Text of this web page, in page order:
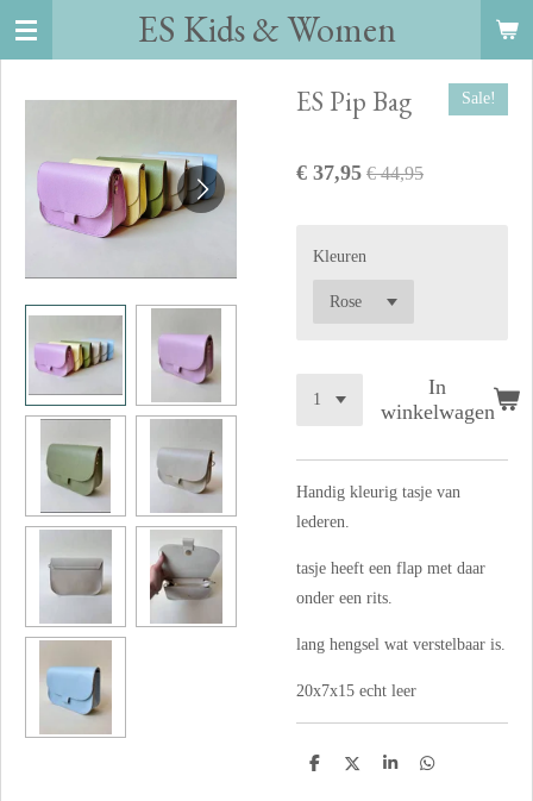
Ga
ES Kids&Women
ES Pip Bag Sale!
€ 37,95 € 44,95
Kleuren
In
winkelwagen
Handig kleurig tasje van
lederen.
tasje heeft een flap met daar
onder een rits.
lang hengsel wat verstelbaar is.
20x7x15 echt leer
D
D
S
D